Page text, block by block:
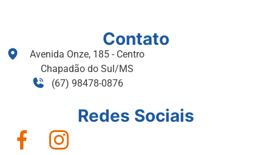
Contato
Avenida Onze, 185 - Centro
Chapadão do Sul/MS
(67) 98478-0876
Redes Sociais